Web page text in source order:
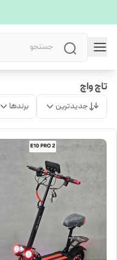
تاچ واچ
جدیدترین برندها